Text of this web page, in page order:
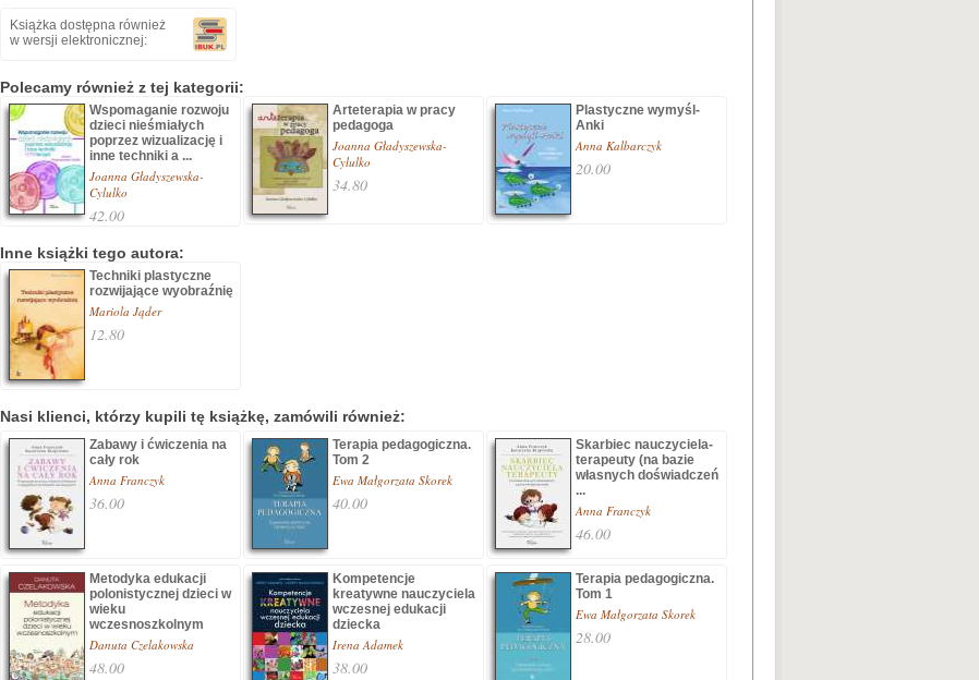
Książka dostępna również
w wersji elektronicznej:
Polecamy również z tej kategorii:
Wspomaganie rozwoju
dzieci nieśmiałych
poprzez wizualizację i
inne techniki a ...
Joanna Gładyszewska-
Cylulko
42.00
Arteterapia w pracy
pedagoga
Joanna Gładyszewska-
Cylulko
34.80
Plastyczne wymyśl-
Anki
Anna Kalbarczyk
20.00
Inne książki tego autora:
Techniki plastyczne
rozwijające wyobraźnię
Mariola Jąder
12.80
Nasi klienci, którzy kupili tę książkę, zamówili również:
Zabawy i ćwiczenia na
cały rok
Anna Franczyk
36.00
Terapia pedagogiczna.
Tom 2
Ewa Małgorzata Skorek
40.00
Skarbiec nauczyciela-
terapeuty (na bazie
własnych doświadczeń
...
Anna Franczyk
46.00
Metodyka edukacji
polonistycznej dzieci w
wieku
wczesnoszkolnym
Danuta Czelakowska
48.00
Kompetencje
kreatywne nauczyciela
wczesnej edukacji
dziecka
Irena Adamek
38.00
Terapia pedagogiczna.
Tom 1
Ewa Małgorzata Skorek
28.00